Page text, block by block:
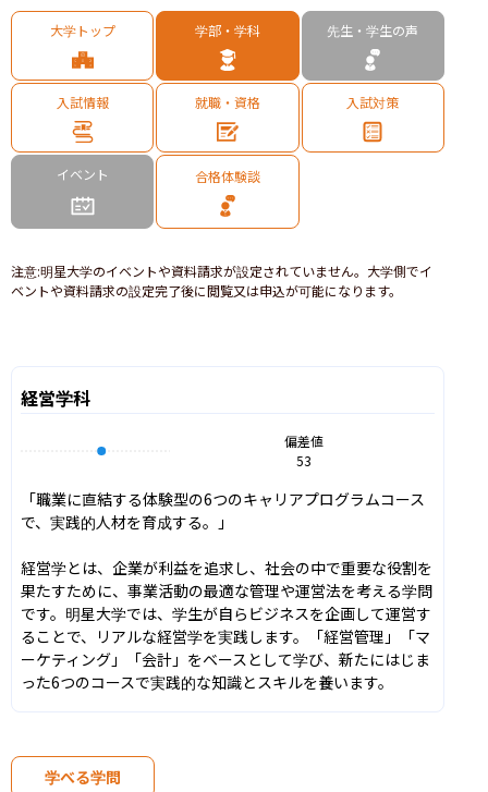
大学トップ 学部・学科 先生・学生の声
入試情報 就職・資格 入試対策
イベント 合格体験談
注意:明星大学のイベントや資料請求が設定されていません。大学側でイ
ベントや資料請求の設定完了後に閲覧又は申込が可能になります。
経営学科
偏差値
53
「職業に直結する体験型の6つのキャリアプログラムコース
で、実践的人材を育成する。」
経営学とは、企業が利益を追求し、社会の中で重要な役割を
果たすために、事業活動の最適な管理や運営法を考える学問
です。明星大学では、学生が自らビジネスを企画して運営す
ることで、リアルな経営学を実践します。「経営管理」「マ
ーケティング」「会計」をベースとして学び、新たにはじま
った6つのコースで実践的な知識とスキルを養います。
学べる学問